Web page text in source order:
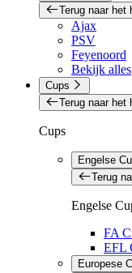
Terug naar het
Ajax
PSV
Feyenoord
Bekijk alles
Cups
Terug naar het
Cups
Engelse
Terug
Engelse
FA
EFL
Europese